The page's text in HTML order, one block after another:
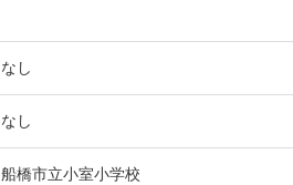
なし
なし
船橋市立小室小学校